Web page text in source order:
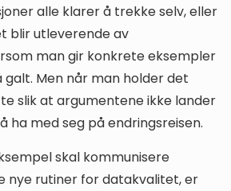
alle klarer å trekke selv, eller
blir utleverende av
man gir konkrete eksempler
galt. Men når man holder det
slik at argumentene ikke lander
ha med seg på endringsreisen.
skal kommunisere
nye rutiner for datakvalitet, er